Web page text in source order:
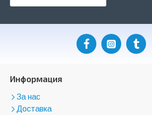
Информация
За нас
Доставка